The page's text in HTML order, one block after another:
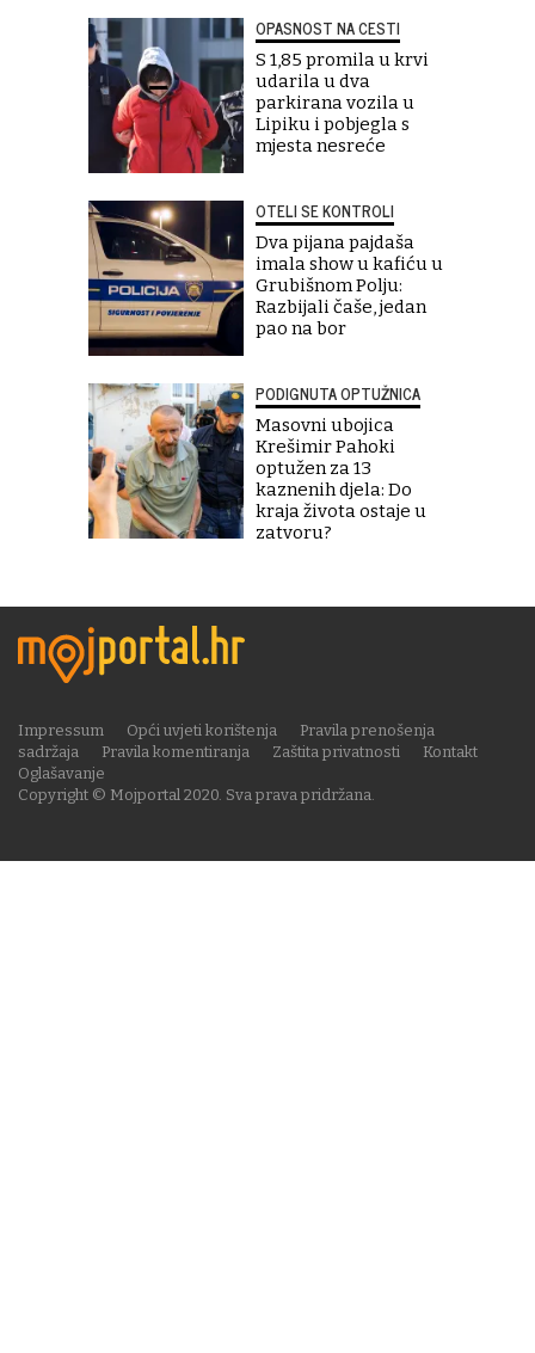
OPASNOST NA CESTI
S 1,85 promila u krvi
udarila u dva
parkirana vozila u
Lipiku i pobjegla s
mjesta nesreće
OTELI SE KONTROLI
Dva pijana pajdaša
imala show u kafiću u
Grubišnom Polju:
Razbijali čaše, jedan
pao na bor
PODIGNUTA OPTUŽNICA
Masovni ubojica
Krešimir Pahoki
optužen za 13
kaznenih djela: Do
kraja života ostaje u
zatvoru?
Copyright © Mojportal 2020. Sva prava pridržana.
Impressum Opći uvjeti korištenja
Pravila prenošenja
sadržaja
Pravila komentiranja Zaštita privatnosti
Kontakt
Oglašavanje